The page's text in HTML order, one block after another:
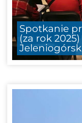
Spotkanie
(za rok